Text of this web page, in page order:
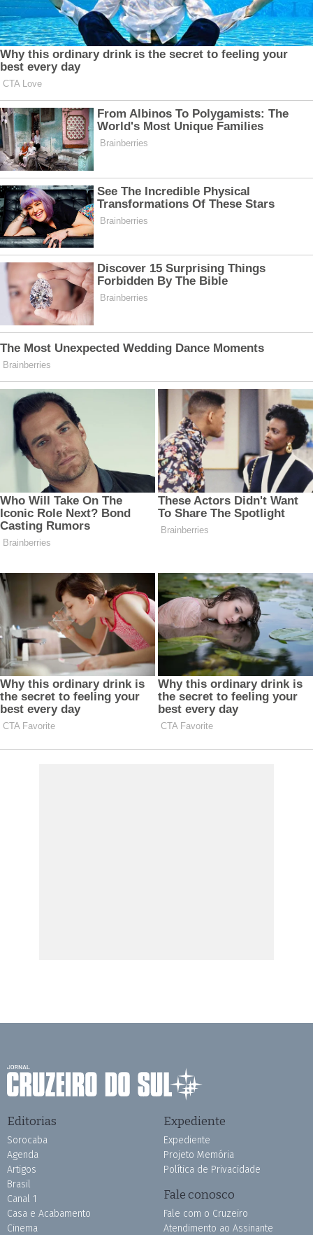
Editorias
Sorocaba
Agenda
Artigos
Brasil
Canal 1
Casa e Acabamento
Cinema
Expediente
Expediente
Projeto Memória
Política de Privacidade
Fale conosco
Fale com o Cruzeiro
Atendimento ao Assinante